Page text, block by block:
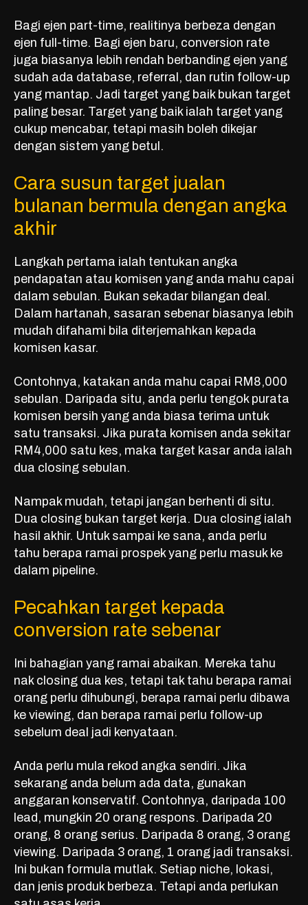
Bagi ejen part-time, realitinya berbeza dengan
ejen full-time. Bagi ejen baru, conversion rate
juga biasanya lebih rendah berbanding ejen yang
sudah ada database, referral, dan rutin follow-up
yang mantap. Jadi target yang baik bukan target
paling besar. Target yang baik ialah target yang
cukup mencabar, tetapi masih boleh dikejar
dengan sistem yang betul.
Cara susun target jualan
bulanan bermula dengan angka
akhir
Langkah pertama ialah tentukan angka
pendapatan atau komisen yang anda mahu capai
dalam sebulan. Bukan sekadar bilangan deal.
Dalam hartanah, sasaran sebenar biasanya lebih
mudah difahami bila diterjemahkan kepada
komisen kasar.
Contohnya, katakan anda mahu capai RM8,000
sebulan. Daripada situ, anda perlu tengok purata
komisen bersih yang anda biasa terima untuk
satu transaksi. Jika purata komisen anda sekitar
RM4,000 satu kes, maka target kasar anda ialah
dua closing sebulan.
Nampak mudah, tetapi jangan berhenti di situ.
Dua closing bukan target kerja. Dua closing ialah
hasil akhir. Untuk sampai ke sana, anda perlu
tahu berapa ramai prospek yang perlu masuk ke
dalam pipeline.
Pecahkan target kepada
conversion rate sebenar
Ini bahagian yang ramai abaikan. Mereka tahu
nak closing dua kes, tetapi tak tahu berapa ramai
orang perlu dihubungi, berapa ramai perlu dibawa
ke viewing, dan berapa ramai perlu follow-up
sebelum deal jadi kenyataan.
Anda perlu mula rekod angka sendiri. Jika
sekarang anda belum ada data, gunakan
anggaran konservatif. Contohnya, daripada 100
lead, mungkin 20 orang respons. Daripada 20
orang, 8 orang serius. Daripada 8 orang, 3 orang
viewing. Daripada 3 orang, 1 orang jadi transaksi.
Ini bukan formula mutlak. Setiap niche, lokasi,
dan jenis produk berbeza. Tetapi anda perlukan